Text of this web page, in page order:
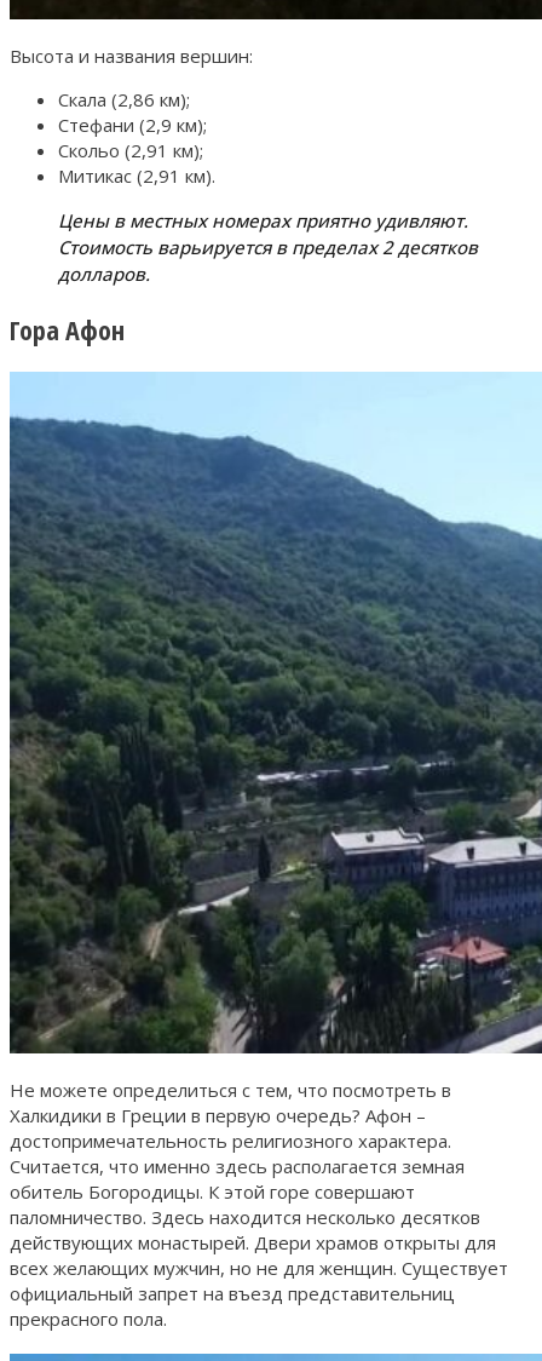
Высота и названия вершин:
Скала (2,86 км);
Стефани (2,9 км);
Скольо (2,91 км);
Митикас (2,91 км).
Цены в местных номерах приятно удивляют.
Стоимость варьируется в пределах 2 десятков
долларов.
Гора Афон
Не можете определиться с тем, что посмотреть в
Халкидики в Греции в первую очередь? Афон –
достопримечательность религиозного характера.
Считается, что именно здесь располагается земная
обитель Богородицы. К этой горе совершают
паломничество. Здесь находится несколько десятков
действующих монастырей. Двери храмов открыты для
всех желающих мужчин, но не для женщин. Существует
официальный запрет на въезд представительниц
прекрасного пола.